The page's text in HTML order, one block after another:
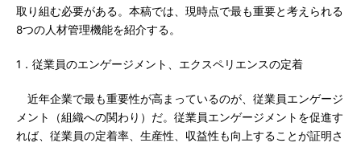
取り組む必要がある。本稿では、現時点で最も重要と考えられる
8つの人材管理機能を紹介する。
1．従業員のエンゲージメント、エクスペリエンスの定着
近年企業で最も重要性が高まっているのが、従業員エンゲージ
メント（組織への関わり）だ。従業員エンゲージメントを促進す
れば、従業員の定着率、生産性、収益性も向上することが証明さ